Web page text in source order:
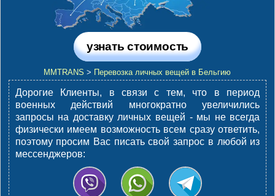
узнать стоимость
MMTRANS > Перевозка личных вещей в Бельгию
Дорогие Клиенты, в связи с тем, что в период
военных действий многократно увеличились
запросы на доставку личных вещей - мы не всегда
физически имеем возможность всем сразу ответить,
поэтому просим Вас писать свой запрос в любой из
мессенджеров: